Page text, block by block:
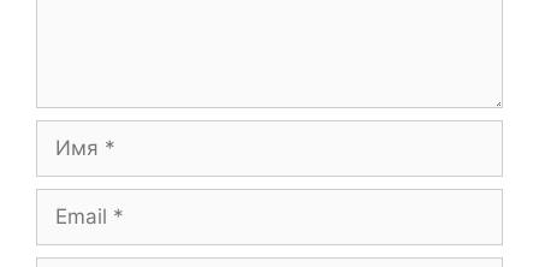
Имя
Email